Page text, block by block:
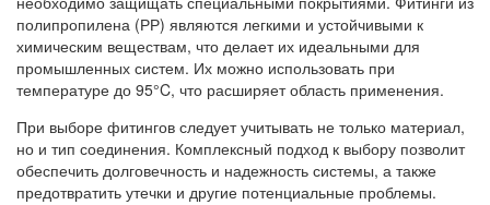
полипропилена (РР) являются легкими и устойчивыми к
химическим веществам, что делает их идеальными для
промышленных систем. Их можно использовать при
температуре до 95°C, что расширяет область применения.
При выборе фитингов следует учитывать не только материал,
но и тип соединения. Комплексный подход к выбору позволит
обеспечить долговечность и надежность системы, а также
предотвратить утечки и другие потенциальные проблемы.